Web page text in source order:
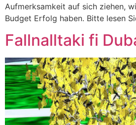
Aufmerksamkeit auf sich ziehen,
Budget Erfolg haben. Bitte lesen
Fallnalltaki fi